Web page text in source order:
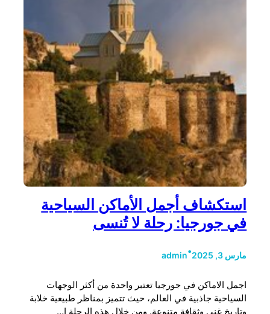
استكشاف أجمل الأماكن السياحية
في جورجيا: رحلة لا تُنسى
مارس 3, 2025 •
admin
اجمل الاماكن في جورجيا تعتبر واحدة من أكثر الوجهات
السياحية جاذبية في العالم، حيث تتميز بمناظر طبيعية خلابة